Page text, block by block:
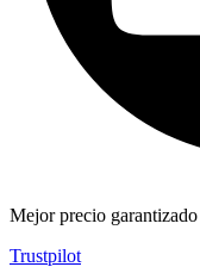
Mejor precio garantizado
Trustpilot